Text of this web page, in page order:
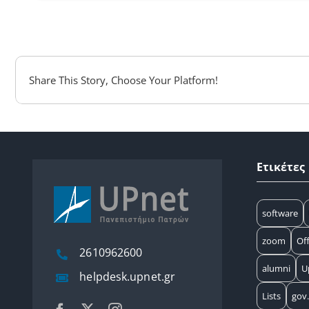
Share This Story, Choose Your Platform!
2610962600
helpdesk.upnet.gr
Ετικέτες
software
zoom
alumni
Lists